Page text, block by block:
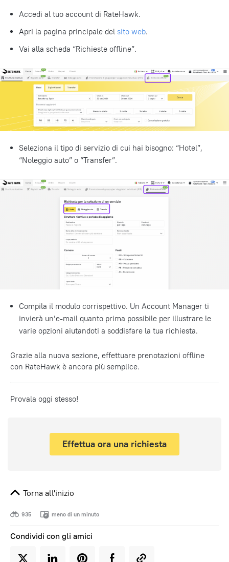
Accedi al tuo account di RateHawk.
Apri la pagina principale del sito web.
Vai alla scheda “Richieste offline”.
Seleziona il tipo di servizio di cui hai bisogno: “Hotel”,
“Noleggio auto” o “Transfer”.
Compila il modulo corrispettivo. Un Account Manager ti
invierà un’e-mail quanto prima possibile per illustrare le
varie opzioni aiutandoti a soddisfare la tua richiesta.
Grazie alla nuova sezione, effettuare prenotazioni offline
con RateHawk è ancora più semplice.
Provala oggi stesso!
Effettua ora una richiesta
Torna all'inizio
935 meno di un minuto
Condividi con gli amici